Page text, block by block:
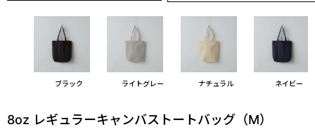
ブラック ライトグレー ナチュラル ネイビー
8oz レギュラーキャンバストートバッグ（M）